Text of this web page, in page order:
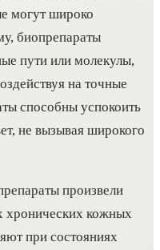
могут широко
биопрепараты
пути или молекулы,
на точные
способны успокоить
не вызывая широкого
произвели
хронических кожных
при состояниях